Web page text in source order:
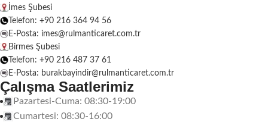
İmes Şubesi
Telefon: +90 216 364 94 56
E-Posta: imes@rulmanticaret.com.tr
Birmes Şubesi
Telefon: +90 216 487 37 61
E-Posta: burakbayindir@rulmanticaret.com.tr
Çalışma Saatlerimiz
Pazartesi-Cuma: 08:30-19:00
Cumartesi: 08:30-16:00